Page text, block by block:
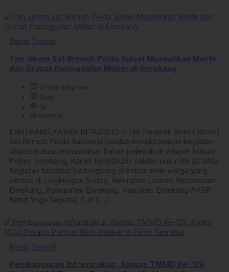
Berita Daerah
Tim Jibom Sat Brimob Polda Sulsel Musnahkan Mortir
dan Granat Peninggalan Militer di Enrekang
calendar_month 20 jam yang lalu
account_circle Basir
visibility 19
0Komentar
ENREKANG,KABAR KITA.CO.ID – Tim Penjinak Bom (Jibom)
Sat Brimob Polda Sulawesi Selatan melaksanakan kegiatan
disposal atau pemusnahan bahan peledak di wilayah hukum
Polres Enrekang, Kamis (6/8/2026) sekitar pukul 09.20 Wita.
Kegiatan tersebut berlangsung di kebun milik warga yang
berada di Lingkungan Sudda, Kelurahan Leoran, Kecamatan
Enrekang, Kabupaten Enrekang. Kapolres Enrekang AKBP
Ketut Yoga Saputra, S.IK […]
Berita Daerah
Pembangunan Infrastruktur, Satgas TMMD Ke-129